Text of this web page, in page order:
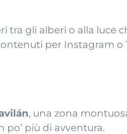
tra gli alberi o alla luce
per Instagram o
, una zona
po’ più di avventura.